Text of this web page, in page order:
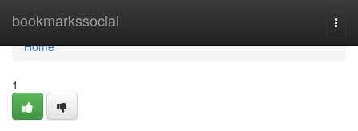
bookmarkssocial
Home
Home
1